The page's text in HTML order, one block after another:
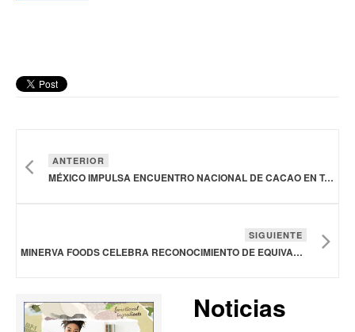
ANTERIOR
MÉXICO IMPULSA ENCUENTRO NACIONAL DE CACAO EN TABASCO PARA FORTALECER INNOVACIÓN Y SOBERANÍA ALIMENTARIA
SIGUIENTE
MINERVA FOODS CELEBRA RECONOCIMIENTO DE EQUIVALENCIA SANITARIA DE PARAGUAY CON ESTADOS UNIDOS
Noticias